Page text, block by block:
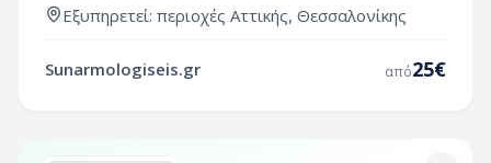
Εξυπηρετεί: περιοχές Αττικής, Θεσσαλονίκης
Sunarmologiseis.gr από25€